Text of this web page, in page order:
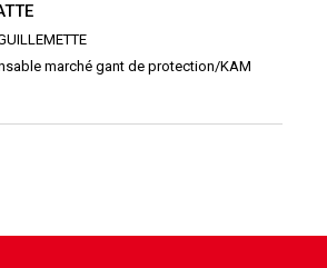
marché gant de protection/KAM